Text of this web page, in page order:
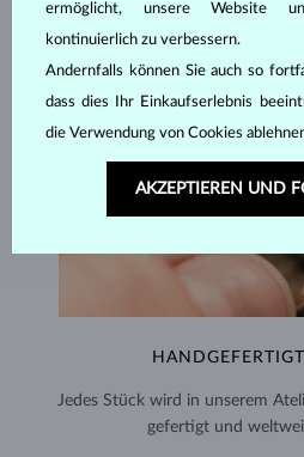
Jedes Stück wird in unserem
gefertigt und
ermöglicht, unsere Website
kontinuierlich zu verbessern.
Andernfalls können Sie auch so
dass dies Ihr Einkaufserlebnis
die Verwendung von Cookies
AKZEPTIEREN UND